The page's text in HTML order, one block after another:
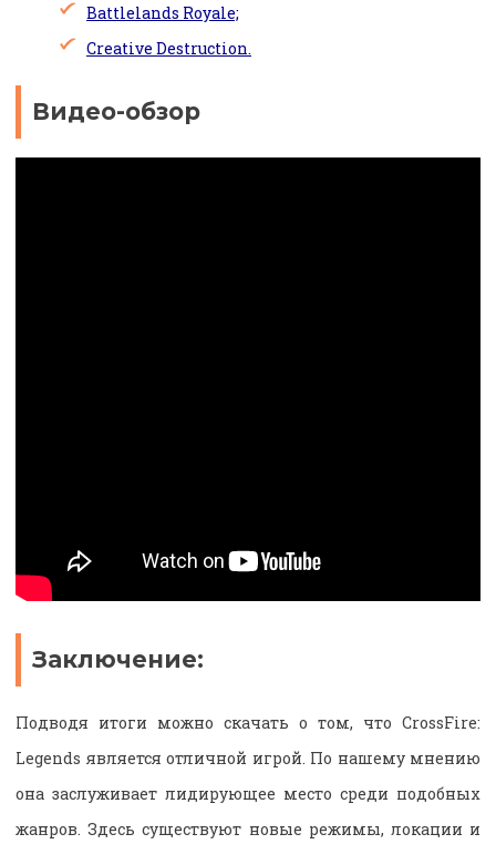
Battlelands Royale;
Creative Destruction.
Видео-обзор
Заключение:
Подводя итоги можно скачать о том, что CrossFire:
Legends является отличной игрой. По нашему мнению
она заслуживает лидирующее место среди подобных
жанров. Здесь существуют новые режимы, локации и